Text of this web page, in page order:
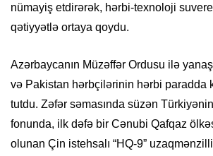
nümayiş etdirərək, hərbi-texnoloji
qətiyyətlə ortaya qoydu.
Azərbaycanın Müzəffər Ordusu ilə
və Pakistan hərbçilərinin hərbi paradda
tutdu. Zəfər səmasında süzən Türkiyənin
fonunda, ilk dəfə bir Cənubi Qafqaz
olunan Çin istehsalı “HQ-9”